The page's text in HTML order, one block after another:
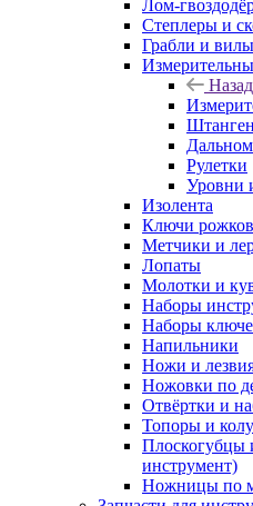
Лом-
Степлеры и
Грабли и вилы
Назад
Рулетки
Уровни
Изолента
Ключи
Метчики и
Лопаты
Молотки и
Наборы
Наборы
Напильники
Ножи и
Ножовки по
Отвёртки и
Топоры и
Плоскогубцы
инструмент)
Ножницы по